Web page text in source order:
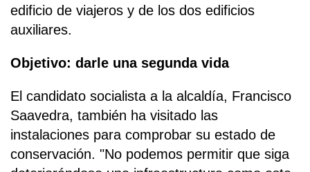
edificio de viajeros y de los dos edificios
auxiliares.
Objetivo: darle una segunda vida
El candidato socialista a la alcaldía, Francisco
Saavedra, también ha visitado las
instalaciones para comprobar su estado de
conservación. "No podemos permitir que siga